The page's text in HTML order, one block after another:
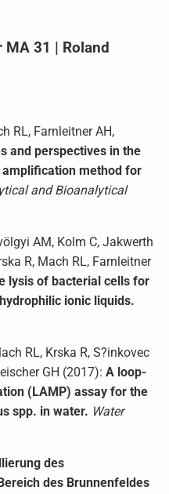
MA 31 | Roland
RL, Farnleitner AH,
and perspectives in the
method for
and Bioanalytical
AM, Kolm C, Jakwerth
R, Mach RL, Farnleitner
lysis of bacterial cells for
ionic liquids.
RL, Krska R, S?inkovec
GH (2017): A loop-
(LAMP) assay for the
spp. in water. Water
des
des Brunnenfeldes